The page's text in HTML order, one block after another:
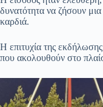
δυνατότητα να ζήσουν μια
καρδιά.
Η επιτυχία της
που ακολουθούν στο